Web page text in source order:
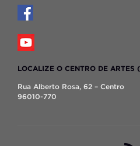
LOCALIZE O CENTRO DE ARTES
Rua Alberto Rosa, 62 –
96010-770